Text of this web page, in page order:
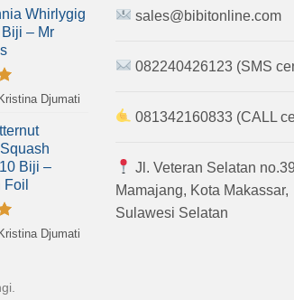
Whirlygig
– Mr
Djumati
Biji –
Djumati
sales@bibitonline.com
082240426123 (SMS
081342160833 (CALL
Jl. Veteran Selatan
Mamajang, Kota Makassar,
Sulawesi Selatan